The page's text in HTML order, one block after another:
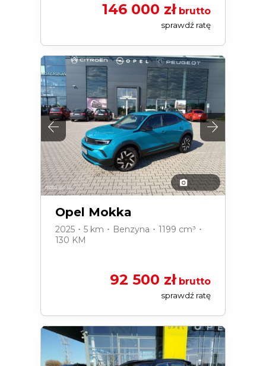
146 000 złbrutto
sprawdź ratę
Opel Mokka
2025 ･ 5 km ･ Benzyna ･ 1199 cm³ ･
130 KM
92 500 złbrutto
sprawdź ratę